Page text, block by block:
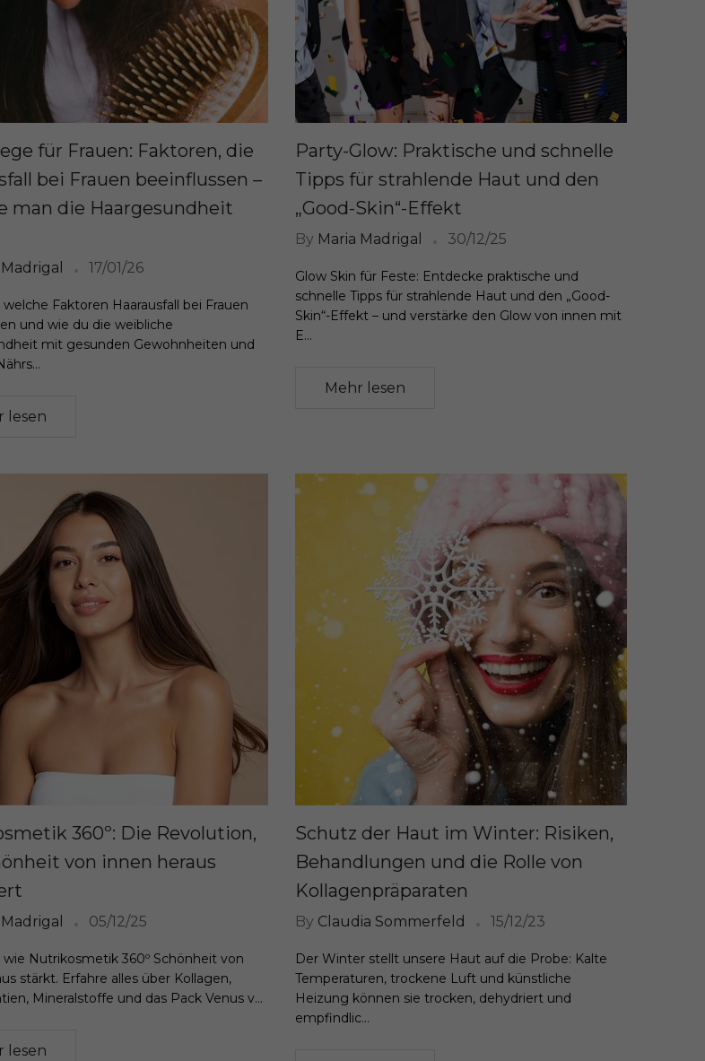
für Frauen: Faktoren, die
bei Frauen beeinflussen –
man die Haargesundheit
17/01/26
Faktoren Haarausfall bei Frauen
und wie du die weibliche
mit gesunden Gewohnheiten und
lesen
Party-Glow: Praktische und schnelle
Tipps für strahlende Haut und den
„Good-Skin“-Effekt
By Maria Madrigal 30/12/25
Glow Skin für Feste: Entdecke praktische und
schnelle Tipps für strahlende Haut und den „Good-
Skin“-Effekt – und verstärke den Glow von innen mit
E...
Mehr lesen
360º: Die Revolution,
von innen heraus
05/12/25
wie Nutrikosmetik 360º Schönheit von
stärkt. Erfahre alles über Kollagen,
Mineralstoffe und das Pack Venus v...
lesen
Schutz der Haut im Winter: Risiken,
Behandlungen und die Rolle von
Kollagenpräparaten
By Claudia Sommerfeld 15/12/23
Der Winter stellt unsere Haut auf die Probe: Kalte
Temperaturen, trockene Luft und künstliche
Heizung können sie trocken, dehydriert und
empfindlic...